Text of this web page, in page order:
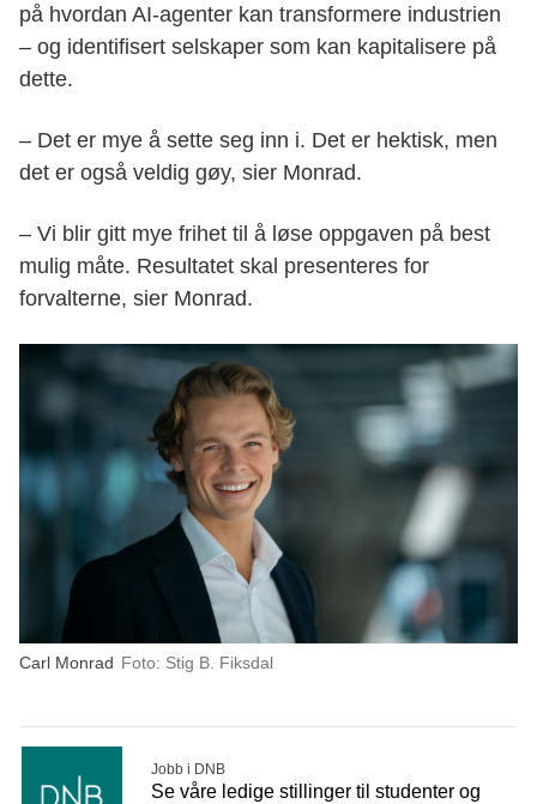
på hvordan AI-agenter kan transformere industrien
– og identifisert selskaper som kan kapitalisere på
dette.
– Det er mye å sette seg inn i. Det er hektisk, men
det er også veldig gøy, sier Monrad.
– Vi blir gitt mye frihet til å løse oppgaven på best
mulig måte. Resultatet skal presenteres for
forvalterne, sier Monrad.
Carl Monrad Foto: Stig B. Fiksdal
Jobb i DNB
Se våre ledige stillinger til studenter og